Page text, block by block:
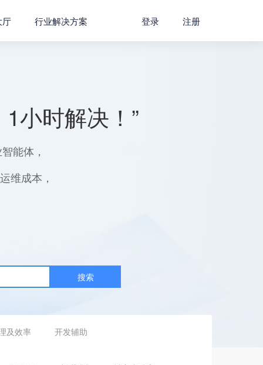
厅 行业解决方案 登录 注册
小时解决！”
能体，
维成本，
搜索
及效率 开发辅助